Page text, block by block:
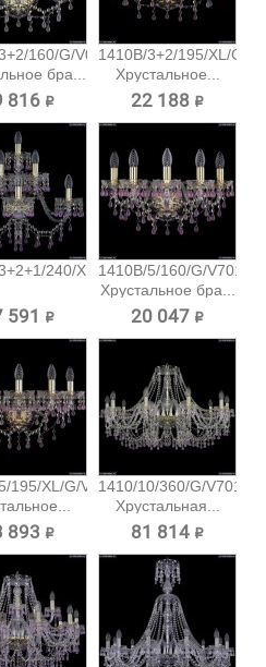
160/G/V0300
бра...
816 ₽
1410B/3+2/195/XL/G/
Хрустальное...
22 188 ₽
240/XL/G/V7010...
591 ₽
1410B/5/160/G/V7010
Хрустальное бра...
20 047 ₽
195/XL/G/V7010
893 ₽
1410/10/360/G/V7010
Хрустальная...
81 814 ₽